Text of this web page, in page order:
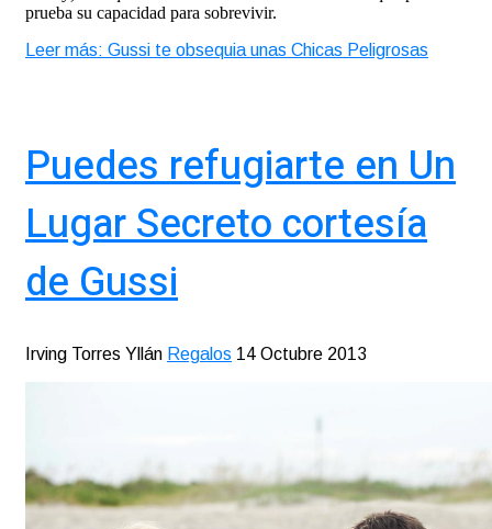
prueba su capacidad para sobrevivir.
Leer más: Gussi te obsequia unas Chicas Peligrosas
Puedes refugiarte en Un
Lugar Secreto cortesía
de Gussi
Irving Torres Yllán Regalos 14 Octubre 2013